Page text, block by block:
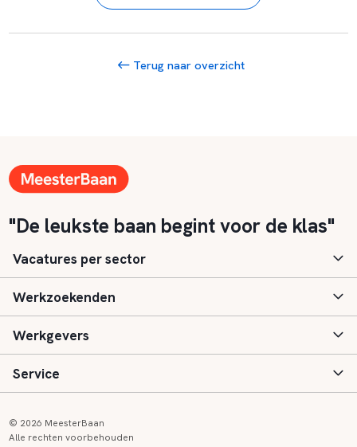
Terug naar overzicht
"De leukste baan begint voor de klas"
Vacatures per sector
Basisonderwijs
Speciaal (basis) onderwijs
Voortgezet onderwijs
Werkzoekenden
Aanmelden
Vacatures
Werkgevers
Inloggen
Service
© 2026 MeesterBaan
Alle rechten voorbehouden